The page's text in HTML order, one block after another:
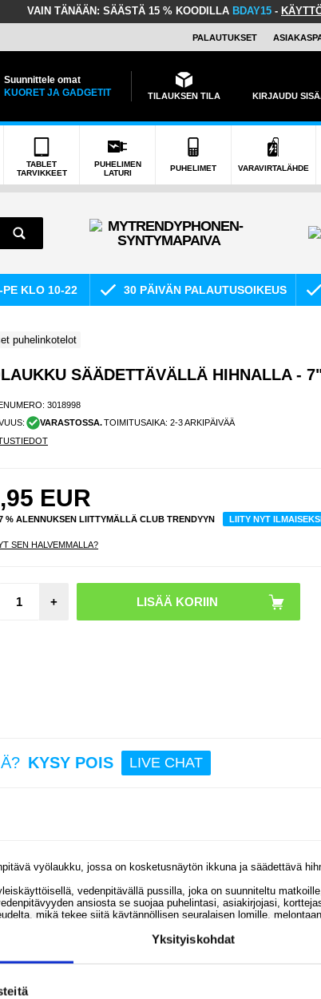
Yksityiskohdat
VAIN TÄNÄÄN: SÄÄSTÄ 15 % KOODILLA BDAY15 -
PALAUTUKSET
Suunnittele omat
KUORET JA GADGETIT
TILAUKSEN TILA KIRJAUDU
TABLET
TARVIKKEET
PUHELIMEN
LATURI
PUHELIMET VARAVIRTALÄHDE
PE KLO 10-22 30 PÄIVÄN PALAUTUSOIKEUS
puhelinkotelot
SÄÄDETTÄVÄLLÄ HIHNALLA -
3018998
VARASTOSSA.TOIMITUSAIKA: 2-3 ARKIPÄIVÄÄ
EUR
% ALENNUKSEN LIITTYMÄLLÄ CLUB TRENDYYN LIITY NYT
SEN HALVEMMALLA?
+
KYSY POIS LIVE CHAT
vyölaukku, jossa on kosketusnäytön ikkuna ja säädettävä
vedenpitävällä pussilla, joka on suunniteltu
ansiosta se suojaa puhelintasi, asiakirjojasi,
mikä tekee siitä käytännöllisen seuralaisen lomille,
antaa sille siistin ja monipuolisen ilmeen, joka sopii hyvin sekä
pussi yhdistää joustavuuden ja luotettavan suojan vaativissa
ottamatta puhelinta pussista, joten pysyt helpommin yhteydessä
Säädettävän hihnan ansiosta voit kantaa pussia vapaasti joko